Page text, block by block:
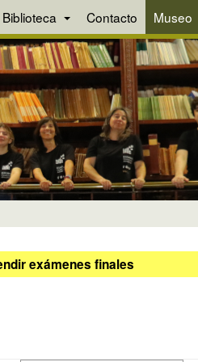
Contacto Museo
exámenes finales